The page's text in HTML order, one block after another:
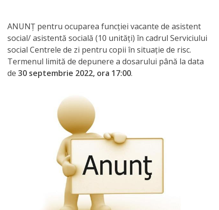
instituției
Planuri
de
Parteneriate
Proiecte
Rapoarte
activitate
ANUNȚ pentru ocuparea funcției vacante de asistent
social/ asistentă socială (10 unități) în cadrul Serviciului
social Centrele de zi pentru copii în situație de risc.
Termenul limită de depunere a dosarului până la data
de 30 septembrie 2022, ora 17:00.